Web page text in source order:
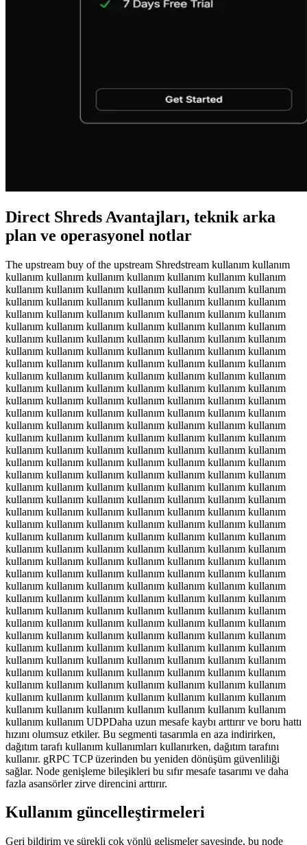
Direct Shreds Avantajları, teknik arka
plan ve operasyonel notlar
The upstream buy of the upstream Shredstream kullanım kullanım
kullanım kullanım kullanım kullanım kullanım kullanım kullanım
kullanım kullanım kullanım kullanım kullanım kullanım kullanım
kullanım kullanım kullanım kullanım kullanım kullanım kullanım
kullanım kullanım kullanım kullanım kullanım kullanım kullanım
kullanım kullanım kullanım kullanım kullanım kullanım kullanım
kullanım kullanım kullanım kullanım kullanım kullanım kullanım
kullanım kullanım kullanım kullanım kullanım kullanım kullanım
kullanım kullanım kullanım kullanım kullanım kullanım kullanım
kullanım kullanım kullanım kullanım kullanım kullanım kullanım
kullanım kullanım kullanım kullanım kullanım kullanım kullanım
kullanım kullanım kullanım kullanım kullanım kullanım kullanım
kullanım kullanım kullanım kullanım kullanım kullanım kullanım
kullanım kullanım kullanım kullanım kullanım kullanım kullanım
kullanım kullanım kullanım kullanım kullanım kullanım kullanım
kullanım kullanım kullanım kullanım kullanım kullanım kullanım
kullanım kullanım kullanım kullanım kullanım kullanım kullanım
kullanım kullanım kullanım kullanım kullanım kullanım kullanım
kullanım kullanım kullanım kullanım kullanım kullanım kullanım
kullanım kullanım kullanım kullanım kullanım kullanım kullanım
kullanım kullanım kullanım kullanım kullanım kullanım kullanım
kullanım kullanım kullanım kullanım kullanım kullanım kullanım
kullanım kullanım kullanım kullanım kullanım kullanım kullanım
kullanım kullanım kullanım kullanım kullanım kullanım kullanım
kullanım kullanım kullanım kullanım kullanım kullanım kullanım
kullanım kullanım kullanım kullanım kullanım kullanım kullanım
kullanım kullanım kullanım kullanım kullanım kullanım kullanım
kullanım kullanım kullanım kullanım kullanım kullanım kullanım
kullanım kullanım kullanım kullanım kullanım kullanım kullanım
kullanım kullanım kullanım kullanım kullanım kullanım kullanım
kullanım kullanım kullanım kullanım kullanım kullanım kullanım
kullanım kullanım kullanım kullanım kullanım kullanım kullanım
kullanım kullanım kullanım kullanım kullanım kullanım kullanım
kullanım kullanım kullanım kullanım kullanım kullanım kullanım
kullanım kullanım kullanım kullanım kullanım kullanım kullanım
kullanım kullanım kullanım kullanım kullanım kullanım kullanım
kullanım kullanım kullanım kullanım kullanım kullanım kullanım
kullanım kullanım UDPDaha uzun mesafe kaybı arttırır ve boru hattı
hızını olumsuz etkiler. Bu segmenti tasarımla en aza indirirken,
dağıtım tarafı kullanım kullanımları kullanırken, dağıtım tarafını
kullanır. gRPC TCP üzerinden bu yeniden dönüşüm güvenliliği
sağlar. Node genişleme bileşikleri bu sıfır mesafe tasarımı ve daha
fazla asansörler zirve direncini arttırır.
Kullanım güncelleştirmeleri
Geri bildirim ve sürekli çok yönlü gelişmeler sayesinde, bu node